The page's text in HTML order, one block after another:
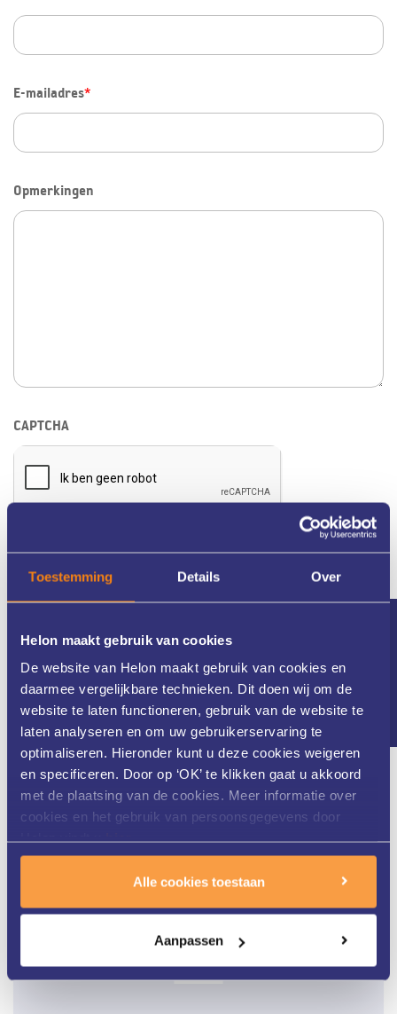
Toestemming Details Over
Helon maakt gebruik van cookies
De website van Helon maakt gebruik van cookies en
daarmee vergelijkbare technieken. Dit doen wij om de
website te laten functioneren, gebruik van de website te
laten analyseren en om uw gebruikerservaring te
optimaliseren. Hieronder kunt u deze cookies weigeren
en specificeren. Door op ‘OK’ te klikken gaat u akkoord
met de plaatsing van de cookies. Meer informatie over
cookies en het gebruik van persoonsgegevens door
Helon vindt uhier.
Alle cookies toestaan
Aanpassen
E-mailadres*
Opmerkingen
CAPTCHA
Erg vriendelijke
huidtherapeuten die goed
uitleg geven. Ik voel me
serieus genomen, ook door
de tijd die ervoor genomen
wordt.